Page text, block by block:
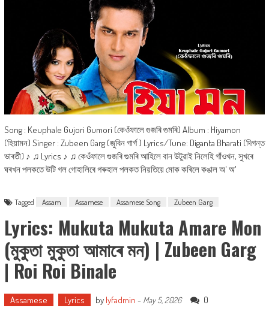
Song : Keuphale Gujori Gumori (কেওঁফালে গুজৰি গুমৰি) Album : Hiyamon
(হিয়ামন) Singer : Zubeen Garg (জুবিন গাৰ্গ ) Lyrics/Tune: Diganta Bharati (দিগন্ত
ভাৰতী) ♪ ♫ Lyrics ♪ ♫ কেওঁফালে গুজৰি গুমৰি আহিলে বান উটুৱাই নিলেহি গাঁওখন, সুখৰে
ঘৰখন পলকতে উটি গল গোহালিৰে গৰুহাল পলকত নিয়তিয়ে মোক কৰিলে কঙাল অ' অ'
Tagged Assam Assamese Assamese Song Zubeen Garg
Lyrics: Mukuta Mukuta Amare Mon
(মুকুতা মুকুতা আমাৰে মন) | Zubeen Garg
| Roi Roi Binale
Assamese Lyrics by lyfadmin - May 5, 2026 0